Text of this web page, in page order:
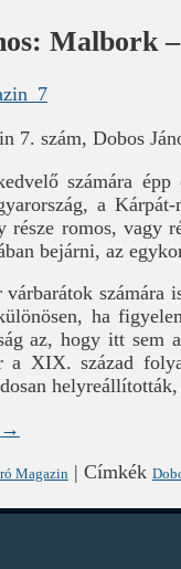
Malbork
7. szám, Dobos
számára
a
része romos, vagy
bejárni, az
várbarátok számára
ha
az, hogy itt sem
a XIX. század
→
Magazin | Címkék